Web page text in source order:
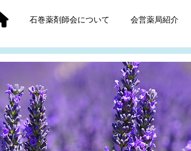
石巻薬剤師会について 会営薬局紹介